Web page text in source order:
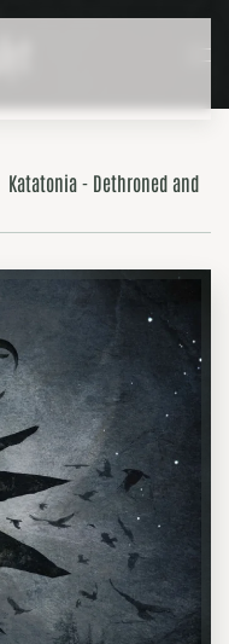
Katatonia - Dethroned and